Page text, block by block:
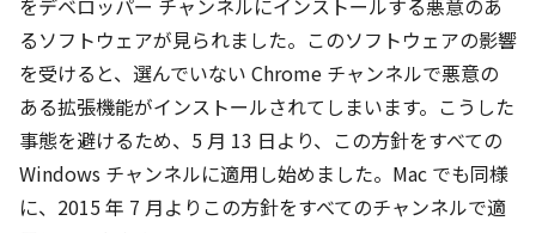
をデベロッパー チャンネルにインストールする悪意のあ
るソフトウェアが見られました。このソフトウェアの影響
を受けると、選んでいない Chrome チャンネルで悪意の
ある拡張機能がインストールされてしまいます。こうした
事態を避けるため、5 月 13 日より、この方針をすべての
Windows チャンネルに適用し始めました。Mac でも同様
に、2015 年 7 月よりこの方針をすべてのチャンネルで適